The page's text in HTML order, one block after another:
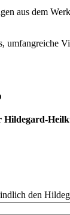
aus dem
Hildegard-
den